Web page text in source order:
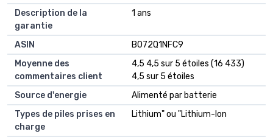
Description de la
garantie
1 ans
ASIN
B072Q1NFC9
Moyenne des
commentaires client
4,5 4,5 sur 5 étoiles (16 433)
4,5 sur 5 étoiles
Source d'energie
Alimenté par batterie
Types de piles prises en
charge
Lithium" ou "Lithium-Ion